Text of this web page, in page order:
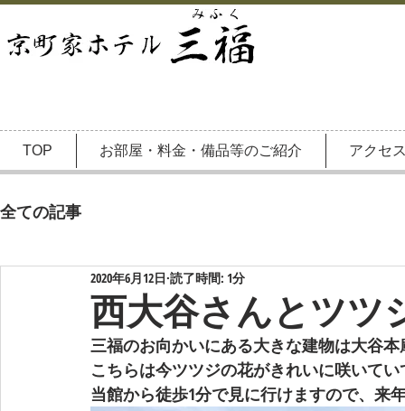
TOP お部屋・料金・備品等のご紹介 アクセ
全ての記事
西大谷さんとツツ
2020年6月12日 読了時間: 1分
三福のお向かいにある大きな建物は大谷
こちらは今ツツジの花がきれいに咲いて
当館から徒歩1分で見に行けますので、来